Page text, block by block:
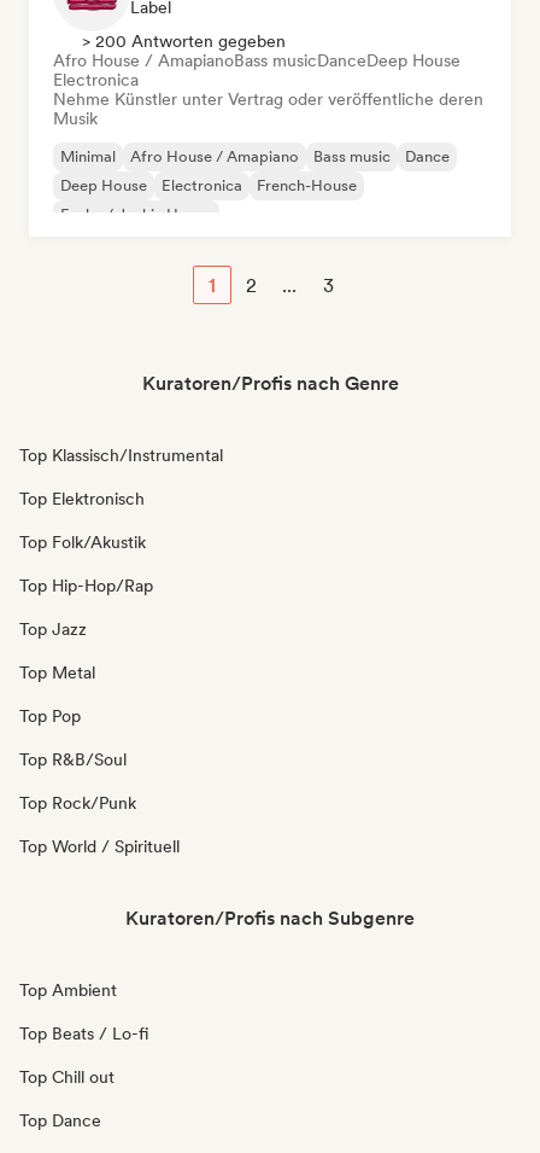
Label
> 200 Antworten gegeben
Afro House / AmapianoBass musicDanceDeep House
Electronica
Nehme Künstler unter Vertrag oder veröffentliche deren
Musik
Minimal Afro House / Amapiano Bass music
Dance
Deep House
Electronica
French-House
Funky / Jackin House
1 2 ... 3
Kuratoren/Profis nach Genre
Top Klassisch/Instrumental
Top Elektronisch
Top Folk/Akustik
Top Hip-Hop/Rap
Top Jazz
Top Metal
Top Pop
Top R&B/Soul
Top Rock/Punk
Top World / Spirituell
Kuratoren/Profis nach Subgenre
Top Ambient
Top Beats / Lo-fi
Top Chill out
Top Dance